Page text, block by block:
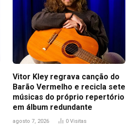
Vitor Kley regrava canção do
Barão Vermelho e recicla sete
músicas do próprio repertório
em álbum redundante
agosto 7, 2026 0 Visitas